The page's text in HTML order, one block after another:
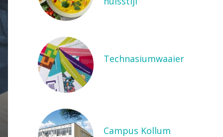
Technasiumwaaier
Campus Kollum